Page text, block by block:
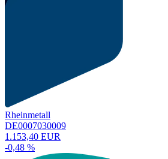
Rheinmetall
DE0007030009
1.153,40 EUR
-0,48 %